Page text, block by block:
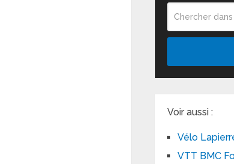
Voir aussi :
Vélo
VTT BMC